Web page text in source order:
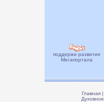
поддержи развитие
Мегапортала
Главная |
Духовное